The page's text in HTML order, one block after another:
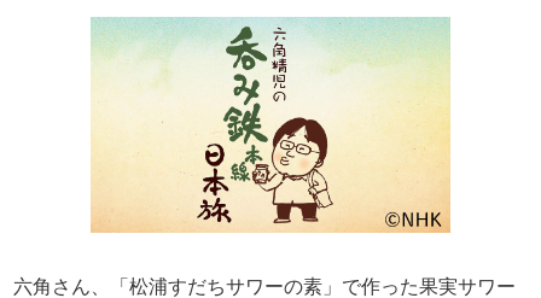
六角さん、「松浦すだちサワーの素」で作った果実サワー